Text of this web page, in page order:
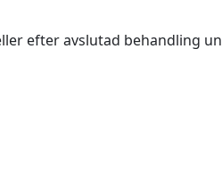
efter avslutad behandling